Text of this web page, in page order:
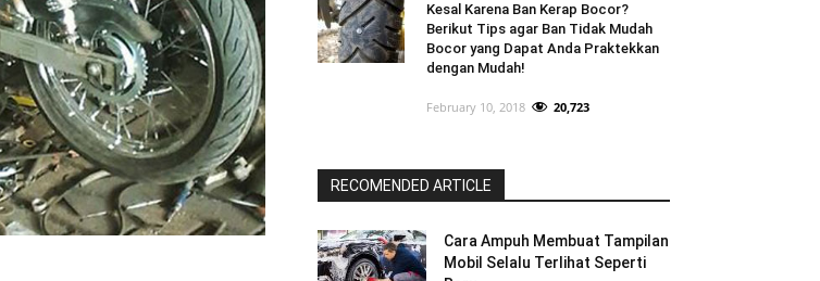
Kesal Karena Ban Kerap Bocor?
Berikut Tips agar Ban Tidak Mudah
Bocor yang Dapat Anda Praktekkan
dengan Mudah!
February 10, 2018 20,723
RECOMENDED ARTICLE
Cara Ampuh Membuat Tampilan
Mobil Selalu Terlihat Seperti